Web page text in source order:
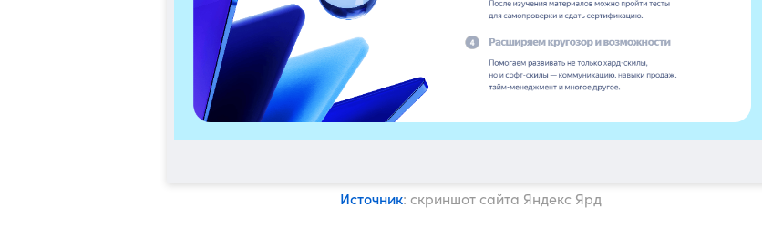
Источник: скриншот сайта Яндекс Ярд